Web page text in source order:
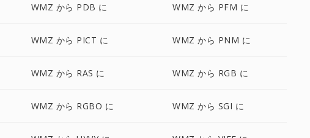
WMZ から PDB に WMZ から PFM に
WMZ から PICT に WMZ から PNM に
WMZ から RAS に WMZ から RGB に
WMZ から RGBO に WMZ から SGI に